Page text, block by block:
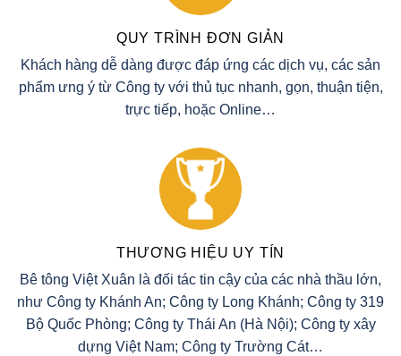
QUY TRÌNH ĐƠN GIẢN
Khách hàng dễ dàng được đáp ứng các dịch vụ, các sản
phẩm ưng ý từ Công ty với thủ tục nhanh, gọn, thuận tiện,
trực tiếp, hoặc Online…
THƯƠNG HIỆU UY TÍN
Bê tông Việt Xuân là đối tác tin cậy của các nhà thầu lớn,
như Công ty Khánh An; Công ty Long Khánh; Công ty 319
Bộ Quốc Phòng; Công ty Thái An (Hà Nội); Công ty xây
dựng Việt Nam; Công ty Trường Cát…